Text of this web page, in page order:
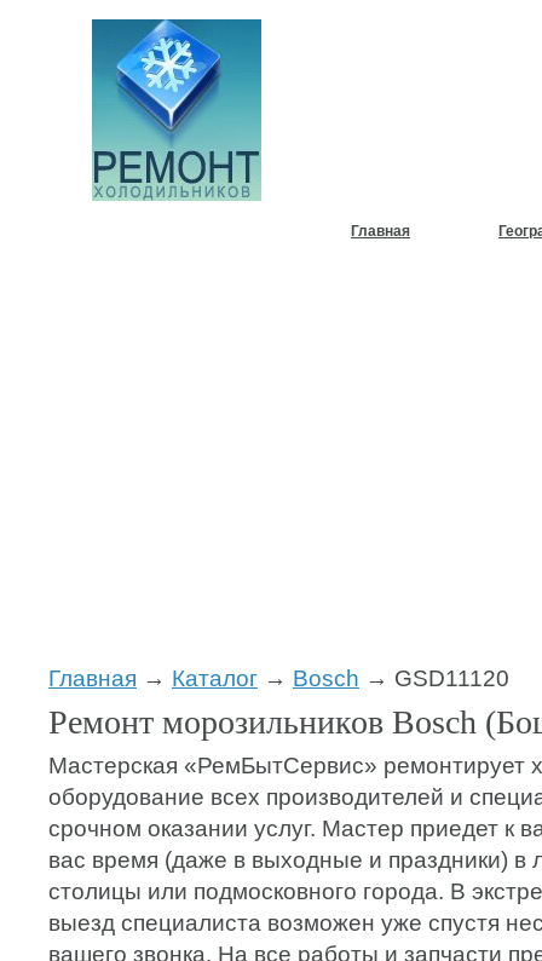
Главная
Главная → Каталог → Bosch → GSD11120
Ремонт морозильников Bosch
Мастерская «РемБытСервис» ремонтирует
оборудование всех производителей и
срочном оказании услуг. Мастер приедет к
вас время (даже в выходные и праздники) в
столицы или подмосковного города. В
выезд специалиста возможен уже спустя
вашего звонка. На все работы и запчасти